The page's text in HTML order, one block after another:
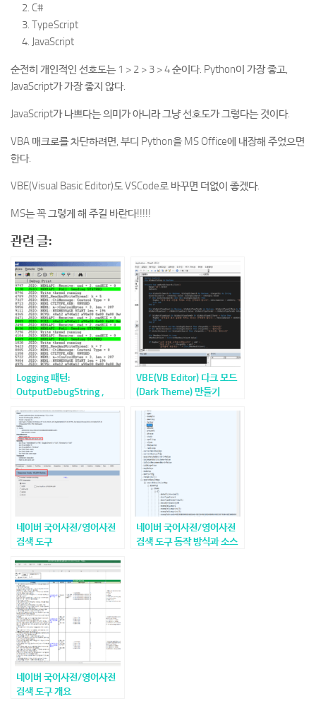
C#
TypeScript
JavaScript
순전히 개인적인 선호도는 1 > 2 > 3 > 4 순이다. Python이 가장 좋고,
JavaScript가 가장 좋지 않다.
JavaScript가 나쁘다는 의미가 아니라 그냥 선호도가 그렇다는 것이다.
VBA 매크로를 차단하려면, 부디 Python을 MS Office에 내장해 주었으면
한다.
VBE(Visual Basic Editor)도 VSCode로 바꾸면 더없이 좋겠다.
MS는 꼭 그렇게 해 주길 바란다!!!!!
관련 글:
Logging 패턴:
OutputDebugString ,
VBE(VB Editor) 다크 모드
(Dark Theme) 만들기
네이버 국어사전/영어사전
검색 도구
네이버 국어사전/영어사전
검색 도구 동작 방식과 소스
네이버 국어사전/영어사전
검색 도구 개요